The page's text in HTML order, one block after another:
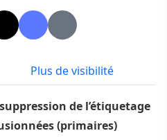
Plus de visibilité
de l’étiquetage
(primaires)